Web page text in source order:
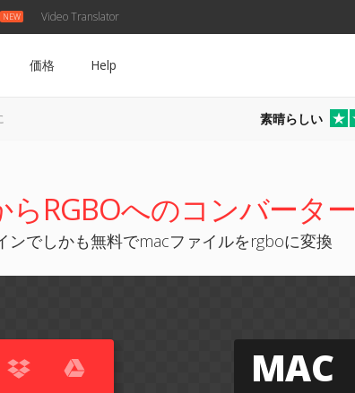
Video Translator
価格 Help
素晴らしい
らRGBOへのコンバーター
ンでしかも無料でmacファイルをrgboに変換
MAC